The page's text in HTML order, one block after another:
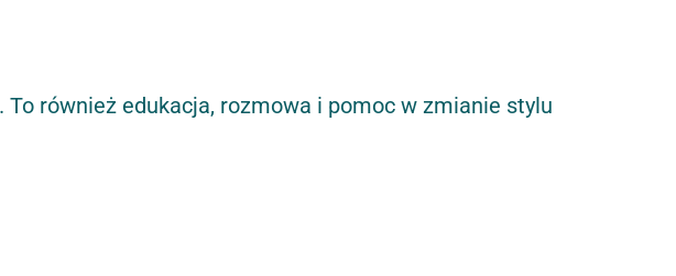
również edukacja, rozmowa i pomoc w zmianie stylu